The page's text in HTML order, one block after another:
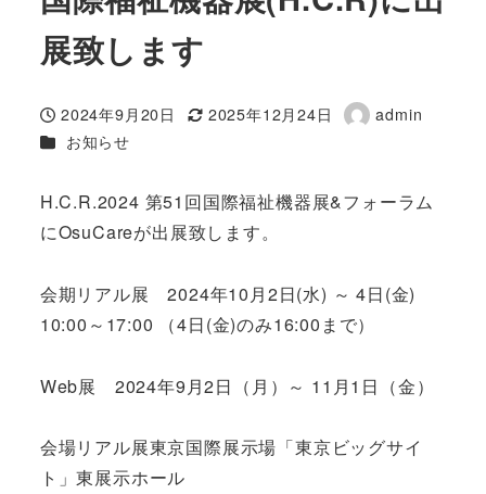
展致します
投稿日
2024年9月20日
更新日
2025年12月24日
著
admin
カテゴリー
お知らせ
H.C.R.2024 第51回国際福祉機器展&フォーラム
にOsuCareが出展致します。
会期リアル展 2024年10月2日(水) ～ 4日(金)
10:00～17:00 （4日(金)のみ16:00まで）
Web展 2024年9月2日（月）～ 11月1日（金）
会場リアル展東京国際展示場「東京ビッグサイ
ト」東展示ホール